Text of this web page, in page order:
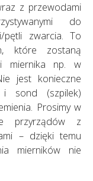
z przewodami
do
pętli zwarcia. To
które zostaną
miernika np. w
jest konieczne
i sond (szpilek)
Prosimy w
przyrządów z
– dzięki temu
mierników nie